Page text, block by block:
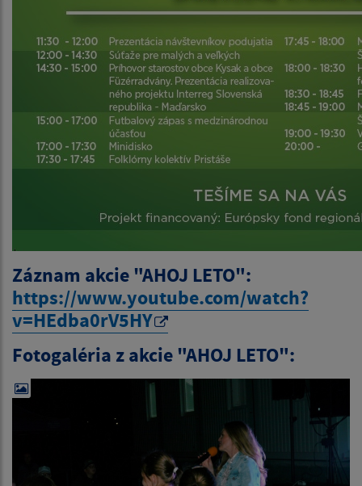
Záznam akcie "AHOJ LETO":
https://www.youtube.com/watch?
v=HEdba0rV5HY
Fotogaléria zakcie "AHOJ LETO":